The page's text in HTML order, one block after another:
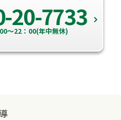
20-7733
～22：00(年中無休)